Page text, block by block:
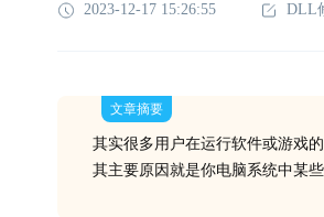
2023-12-17 15:26:55 DLL
文章摘要
其实很多用户在运行软件或游戏
其主要原因就是你电脑系统中某